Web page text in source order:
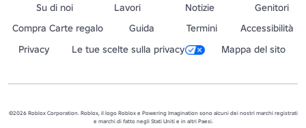
Su di noi Lavori Notizie
Genitori
Compra Carte regalo
Guida Termini
Accessibilità
Privacy
Le tue scelte sulla privacy Mappa del sito
©2026 Roblox Corporation. Roblox, il logo Roblox e Powering Imagination sono alcuni dei nostri marchi registrati
e marchi di fatto negli Stati Uniti e in altri Paesi.